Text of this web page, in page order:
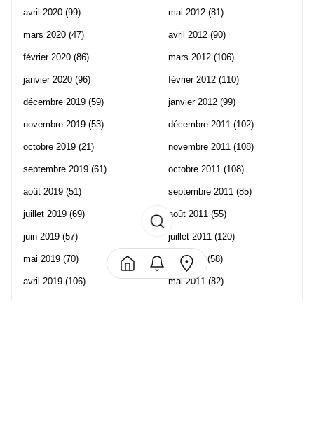
avril 2020 (99)
mars 2020 (47)
février 2020 (86)
janvier 2020 (96)
décembre 2019 (59)
novembre 2019 (53)
octobre 2019 (21)
septembre 2019 (61)
août 2019 (51)
juillet 2019 (69)
juin 2019 (57)
mai 2019 (70)
avril 2019 (106)
mai 2012 (81)
avril 2012 (90)
mars 2012 (106)
février 2012 (110)
janvier 2012 (99)
décembre 2011 (102)
novembre 2011 (108)
octobre 2011 (108)
septembre 2011 (85)
août 2011 (55)
juillet 2011 (120)
juin 2011 (58)
mai 2011 (82)